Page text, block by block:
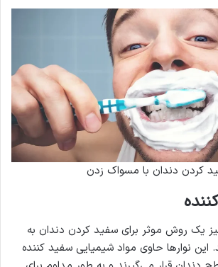
کردن دندان با مسواک زدن
یک روش موثر برای سفید کردن دندان به
نوارها حاوی مواد شیمیایی سفید کننده